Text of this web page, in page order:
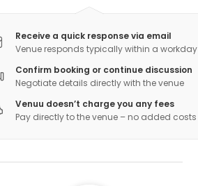
Receive a quick response via email
Venue responds typically within a workday
Confirm booking or continue discussion
Negotiate details directly with the venue
Venuu doesn’t charge you any fees
Pay directly to the venue – no added costs